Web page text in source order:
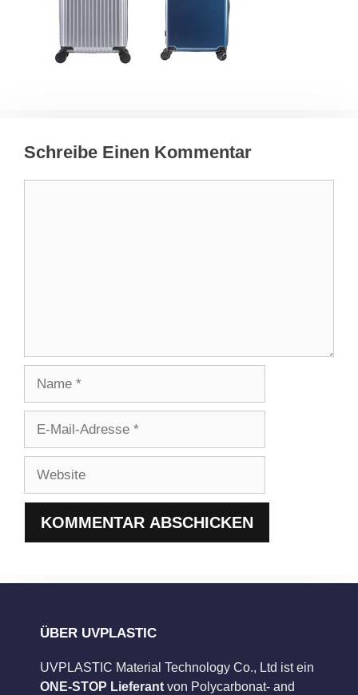
Schreibe Einen Kommentar
Adresse
ÜBER UVPLASTIC
UVPLASTIC Material Technology Co., Ltd ist ein
ONE-STOP Lieferant von Polycarbonat- and